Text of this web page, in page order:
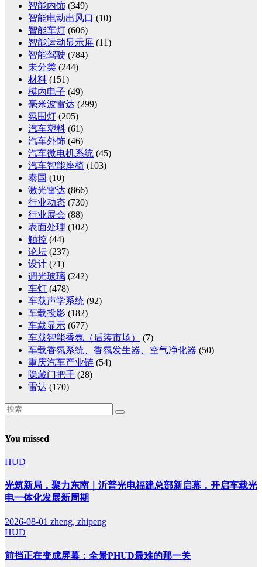
智能内饰 (349)
智能电动出风口 (10)
智能车灯 (606)
智能运动显示屏 (11)
智能驾驶 (784)
未分类 (244)
材料 (151)
模内电子 (49)
毫米波雷达 (299)
氛围灯 (205)
汽车塑料 (61)
汽车外饰 (46)
汽车微电机系统 (45)
汽车智能座椅 (103)
泰国 (10)
激光雷达 (866)
行业动态 (730)
行业展会 (88)
表面处理 (102)
触控 (44)
论坛 (237)
设计 (71)
调光玻璃 (242)
车灯 (478)
车载声学系统 (92)
车载投影 (182)
车载显示 (677)
车载智能香氛（后装市场）
(7)
车载香氛系统、香氛发生器、空气净化器 (50)
重庆汽车产业链 (54)
隐藏门把手 (28)
雷达 (170)
You missed
HUD
光筑新局，聚力东南｜沂普光电福建总部新启幕，开启车载光
电一体化发展新周期
2026-08-01 zheng, zhipeng
HUD
前挡正在变成屏幕：全景PHUD最难的那一关